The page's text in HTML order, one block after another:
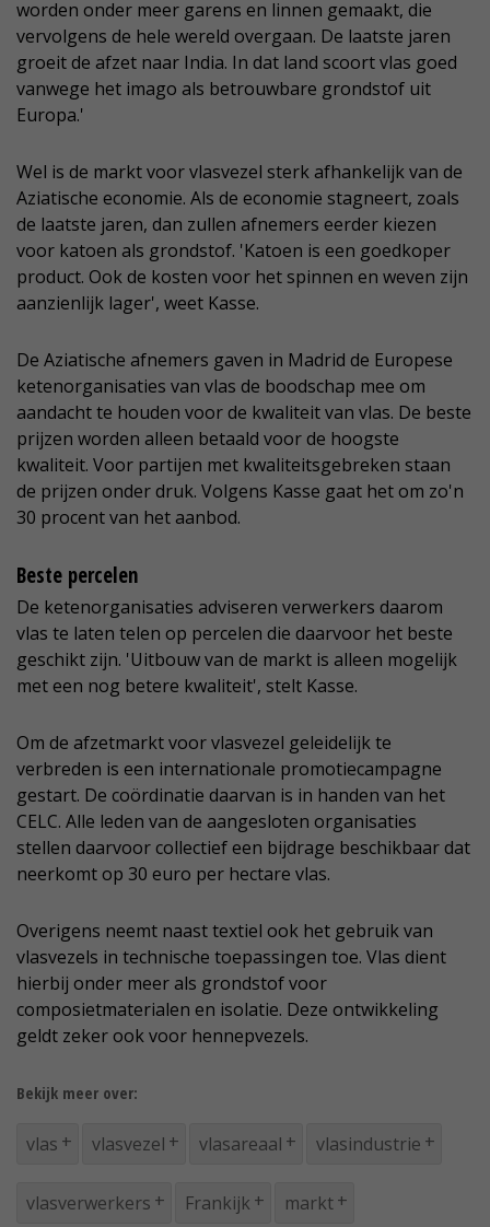
worden onder meer garens en linnen gemaakt, die
vervolgens de hele wereld overgaan. De laatste jaren
groeit de afzet naar India. In dat land scoort vlas goed
vanwege het imago als betrouwbare grondstof uit
Europa.'
Wel is de markt voor vlasvezel sterk afhankelijk van de
Aziatische economie. Als de economie stagneert, zoals
de laatste jaren, dan zullen afnemers eerder kiezen
voor katoen als grondstof. 'Katoen is een goedkoper
product. Ook de kosten voor het spinnen en weven zijn
aanzienlijk lager', weet Kasse.
De Aziatische afnemers gaven in Madrid de Europese
ketenorganisaties van vlas de boodschap mee om
aandacht te houden voor de kwaliteit van vlas. De beste
prijzen worden alleen betaald voor de hoogste
kwaliteit. Voor partijen met kwaliteitsgebreken staan
de prijzen onder druk. Volgens Kasse gaat het om zo'n
30 procent van het aanbod.
Beste percelen
De ketenorganisaties adviseren verwerkers daarom
vlas te laten telen op percelen die daarvoor het beste
geschikt zijn. 'Uitbouw van de markt is alleen mogelijk
met een nog betere kwaliteit', stelt Kasse.
Om de afzetmarkt voor vlasvezel geleidelijk te
verbreden is een internationale promotiecampagne
gestart. De coördinatie daarvan is in handen van het
CELC. Alle leden van de aangesloten organisaties
stellen daarvoor collectief een bijdrage beschikbaar dat
neerkomt op 30 euro per hectare vlas.
Overigens neemt naast textiel ook het gebruik van
vlasvezels in technische toepassingen toe. Vlas dient
hierbij onder meer als grondstof voor
composietmaterialen en isolatie. Deze ontwikkeling
geldt zeker ook voor hennepvezels.
Bekijk meer over:
vlas vlasvezel vlasareaal vlasindustrie
vlasverwerkers Frankijk markt